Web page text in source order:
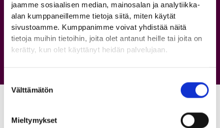
jaamme sosiaalisen median, mainosalan ja analytiikka-
alan kumppaneillemme tietoja siitä, miten käytät
sivustoamme. Kumppanimme voivat yhdistää näitä
tietoja muihin tietoihin, joita olet antanut heille tai joita on
kerätty, kun olet käyttänyt heidän palvelujaan.
valinta
Välttämätön
Mieltymykset
Puuvillan kartat